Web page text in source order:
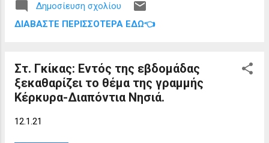
αντεγκλήσεων. Είναι εξαιρετική η σημερινή
ημέρα για την Βουλή. Ημέρα εθνικής
που θα δηλώσει «παρών». Από τις
τοποθετήσεις των εισηγητών των
κομμάτων κατά την συζήτηση του σχεδίου
Δημοσίευση σχολίου
ΔΙΑΒΆΣΤΕ ΠΕΡΙΣΣΌΤΕΡΑ ΕΔΏ👈
Στ. Γκίκας: Εντός της εβδομάδας
ξεκαθαρίζει το θέμα της γραμμής
Κέρκυρα-Διαπόντια Νησιά.
12.1.21